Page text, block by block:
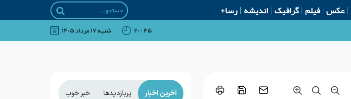
عکس فیلم گرافیک اندیشه رسا+
۴۵ : ۲۰ شنبه ۱۷ مرداد ۱۴۰۵
آخرین اخبار پربازدیدها خبر خوب